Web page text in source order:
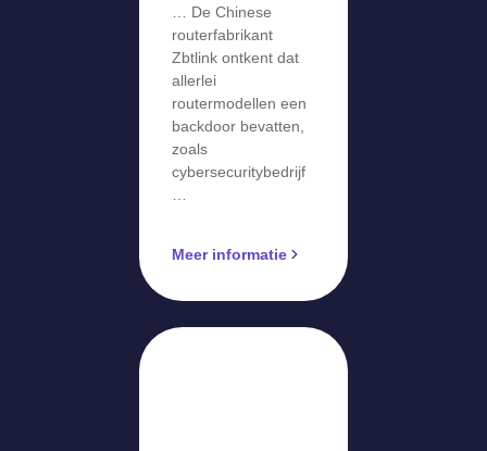
… De Chinese
routerfabrikant
Zbtlink ontkent dat
allerlei
routermodellen een
backdoor bevatten,
zoals
cybersecuritybedrijf
…
Meer informatie